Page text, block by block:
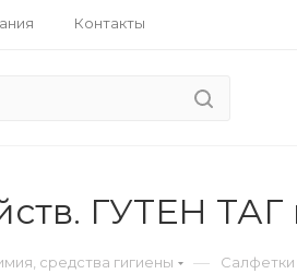
Контакты
ГУТЕН
средства гигиены — Салфетки